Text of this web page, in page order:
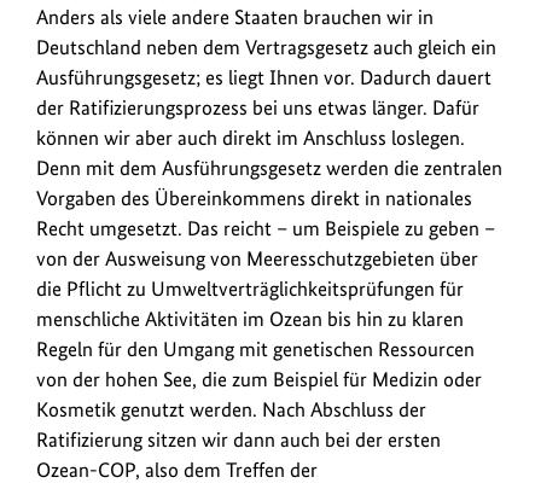
Anders als viele andere Staaten brauchen wir in
Deutschland neben dem Vertragsgesetz auch gleich ein
Ausführungsgesetz; es liegt Ihnen vor. Dadurch dauert
der Ratifizierungsprozess bei uns etwas länger. Dafür
können wir aber auch direkt im Anschluss loslegen.
Denn mit dem Ausführungsgesetz werden die zentralen
Vorgaben des Übereinkommens direkt in nationales
Recht umgesetzt. Das reicht – um Beispiele zu geben –
von der Ausweisung von Meeresschutzgebieten über
die Pflicht zu Umweltverträglichkeitsprüfungen für
menschliche Aktivitäten im Ozean bis hin zu klaren
Regeln für den Umgang mit genetischen Ressourcen
von der hohen See, die zum Beispiel für Medizin oder
Kosmetik genutzt werden. Nach Abschluss der
Ratifizierung sitzen wir dann auch bei der ersten
Ozean-COP, also dem Treffen der